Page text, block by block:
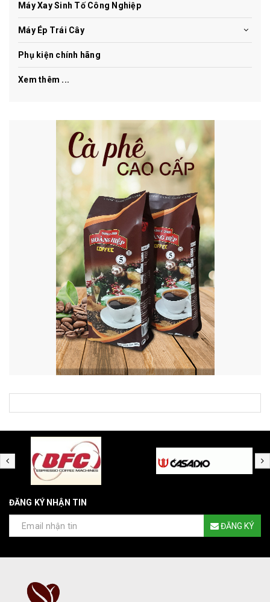
Máy Xay Sinh Tố Công Nghiệp
Máy Ép Trái Cây
Phụ kiện chính hãng
Xem thêm ...
ĐĂNG KÝ NHẬN TIN
ĐĂNG KÝ